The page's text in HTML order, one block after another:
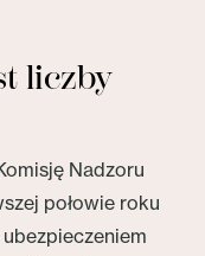
liczby
Nadzoru
połowie roku